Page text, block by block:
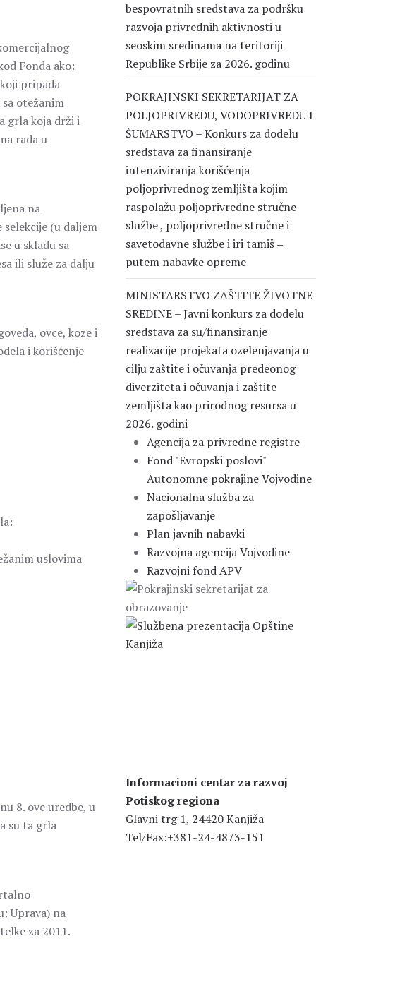
Fonda ako:
pripada
otežanim
grla koja drži i
rada u
na
(u daljem
u skladu sa
ili služe za dalju
ovce, koze i
i korišćenje
uslovima
8. ove uredbe, u
su ta grla
Uprava) na
za 2011.
bespovratnih sredstava za podršku
razvoja privrednih aktivnosti u
seoskim sredinama na teritoriji
Republike Srbije za 2026. godinu
POKRAJINSKI SEKRETARIJAT ZA
POLJOPRIVREDU, VODOPRIVREDU I
ŠUMARSTVO – Konkurs za dodelu
sredstava za finansiranje
intenziviranja korišćenja
poljoprivrednog zemljišta kojim
raspolažu poljoprivredne stručne
službe , poljoprivredne stručne i
savetodavne službe i iri tamiš ‒
putem nabavke opreme
MINISTARSTVO ZAŠTITE ŽIVOTNE
SREDINE – Javni konkurs za dodelu
sredstava za su/finansiranje
realizacije projekata ozelenjavanja u
cilju zaštite i očuvanja predeonog
diverziteta i očuvanja i zaštite
zemljišta kao prirodnog resursa u
2026. godini
Agencija za privredne registre
Fond "Evropski poslovi"
Autonomne pokrajine Vojvodine
Nacionalna služba za
zapošljavanje
Plan javnih nabavki
Razvojna agencija Vojvodine
Razvojni fond APV
Informacioni centar za razvoj
Potiskog regiona
Glavni trg 1, 24420 Kanjiža
Tel/Fax:+381-24-4873-151